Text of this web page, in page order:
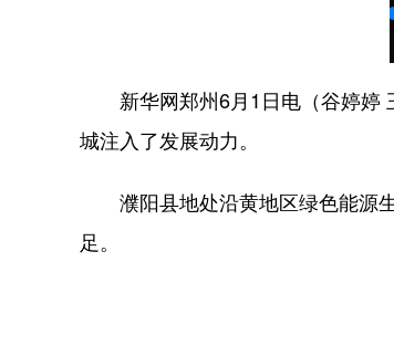
新华网郑州6月1日电（谷婷婷
城注入了发展动力。
濮阳县地处沿黄地区绿色能源生
足。